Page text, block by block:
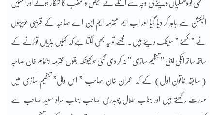
عظمیٰ کو دھمکیاں دینے کی وجہ سے انکے کے غیض و غضب کا شکار ہوئے اور انہیں
الیکشن سے باہر کر دیا گیا اور اب ایم محترمہ ایم این اے صاحبہ کے قریبی عزیزوں
نے ” کْھنے ” سینک دیئے ہیں۔ مجھے تو یہ بھی لگتا ہے کہ کہیں ہڈیاں توڑنے کے
ساتھ ساتھ انکی اپنی ” تنظیم سازی ” نہ کر دی گئی ہو کیونکہ بقول محترمہ ریحام خان صاحبہ
( سابقہ خاتون اول) کے کہ عمران خان صاحب ” اس والی” تنظیم سازی میں
مہارت رکھتے ہیں اور جناب طلال چوہدری صاحب جناب مراد سعید صاحب سے